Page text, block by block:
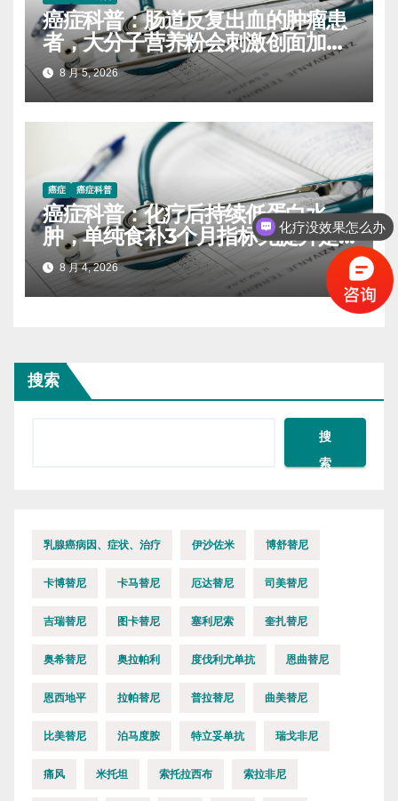
癌症科普：肠道反复出血的肿瘤患
者，大分子营养粉会刺激创面加重
出血吗
8 月 5, 2026
癌症 癌症科普
癌症科普：化疗后持续低蛋白水
肿，单纯食补3个月指标无提升是
什么原因
8 月 4, 2026
搜索
搜
索
乳腺癌病因、症状、治疗 伊沙佐米 博舒替尼
卡博替尼 卡马替尼 厄达替尼 司美替尼
吉瑞替尼 图卡替尼 塞利尼索 奎扎替尼
奥希替尼 奥拉帕利 度伐利尤单抗 恩曲替尼
恩西地平 拉帕替尼 普拉替尼 曲美替尼
比美替尼 泊马度胺 特立妥单抗 瑞戈非尼
痛风 米托坦 索托拉西布 索拉非尼
化疗没效果怎么办